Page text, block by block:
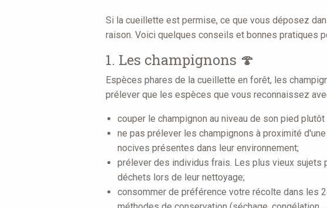
Si la cueillette est permise, ce que vous déposez
raison. Voici quelques conseils et bonnes pratiques
1. Les champignons 🍄
Espèces phares de la cueillette en forêt, les
prélever que les espèces que vous reconnaissez
couper le champignon au niveau de son pied
ne pas prélever les champignons à proximité
nocives présentes dans leur environnement;
prélever des individus frais. Les plus vieux sujets
déchets lors de leur nettoyage;
consommer de préférence votre récolte dans les